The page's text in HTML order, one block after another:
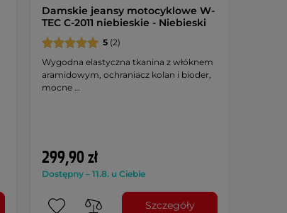
Damskie jeansy motocyklowe W-
TEC C-2011 niebieskie - Niebieski
5(2)
Wygodna elastyczna tkanina z włóknem
aramidowym, ochraniacz kolan i bioder,
mocne …
299,90 zł
Dostępny – 11.8. u Ciebie
Szczegóły